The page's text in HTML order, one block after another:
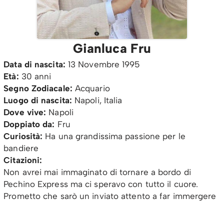
Gianluca Fru
Data di nascita: 13 Novembre 1995
Età: 30 anni
Segno Zodiacale: Acquario
Luogo di nascita: Napoli, Italia
Dove vive: Napoli
Doppiato da: Fru
Curiosità: Ha una grandissima passione per le
bandiere
Citazioni:
Non avrei mai immaginato di tornare a bordo di
Pechino Express ma ci speravo con tutto il cuore.
Prometto che sarò un inviato attento a far immergere